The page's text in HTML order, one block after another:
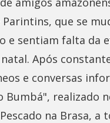
Parintins, que se
e sentiam falta da
Após
e conversas
Bumbá", realizado
na Brasa, a